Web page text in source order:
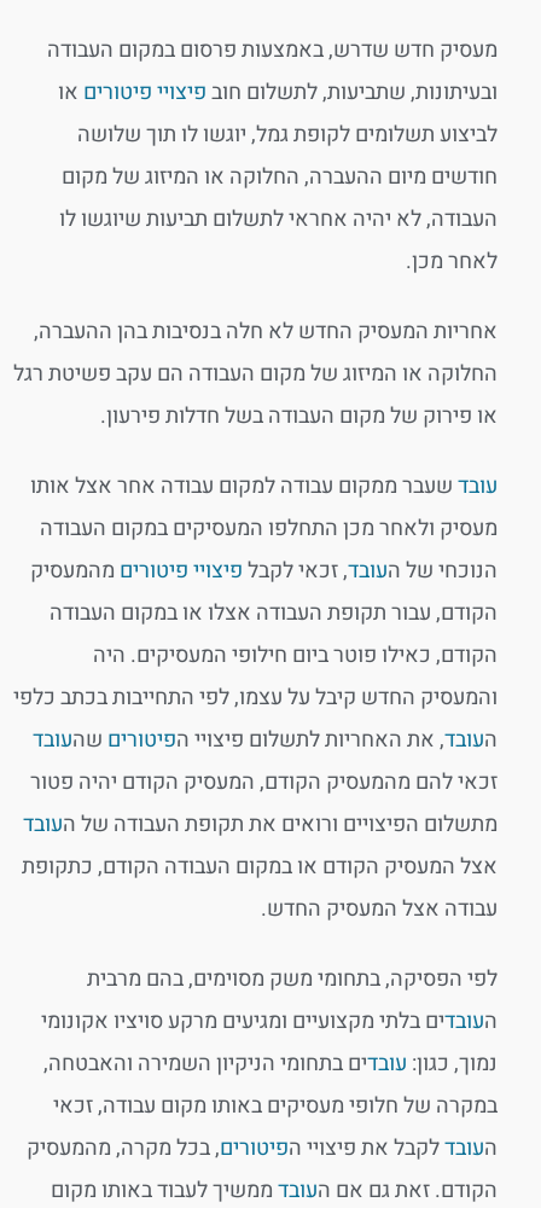
מעסיק חדש שדרש, באמצעות פרסום במקום העבודה
ובעיתונות, שתביעות, לתשלום חובפיצויי פיטוריםאו
לביצוע תשלומים לקופת גמל, יוגשו לו תוך שלושה
חודשים מיום ההעברה, החלוקה או המיזוג של מקום
העבודה, לא יהיה אחראי לתשלום תביעות שיוגשו לו
לאחר מכן.
אחריות המעסיק החדש לא חלה בנסיבות בהן ההעברה,
החלוקה או המיזוג של מקום העבודה הם עקב פשיטת רגל
או פירוק של מקום העבודה בשל חדלות פירעון.
עובדשעבר ממקום עבודה למקום עבודה אחר אצל אותו
מעסיק ולאחר מכן התחלפו המעסיקים במקום העבודה
הנוכחי של העובד, זכאי לקבלפיצויי פיטוריםמהמעסיק
הקודם, עבור תקופת העבודה אצלו או במקום העבודה
הקודם, כאילו פוטר ביום חילופי המעסיקים. היה
והמעסיק החדש קיבל על עצמו, לפי התחייבות בכתב כלפי
העובד, את האחריות לתשלום פיצויי הפיטוריםשהעובד
זכאי להם מהמעסיק הקודם, המעסיק הקודם יהיה פטור
מתשלום הפיצויים ורואים את תקופת העבודה של העובד
אצל המעסיק הקודם או במקום העבודה הקודם, כתקופת
עבודה אצל המעסיק החדש.
לפי הפסיקה, בתחומי משק מסוימים, בהם מרבית
העובדים בלתי מקצועיים ומגיעים מרקע סויציו אקונומי
נמוך, כגון:עובדים בתחומי הניקיון השמירה והאבטחה,
במקרה של חלופי מעסיקים באותו מקום עבודה, זכאי
העובדלקבל את פיצויי הפיטורים, בכל מקרה, מהמעסיק
הקודם. זאת גם אם העובדממשיך לעבוד באותו מקום